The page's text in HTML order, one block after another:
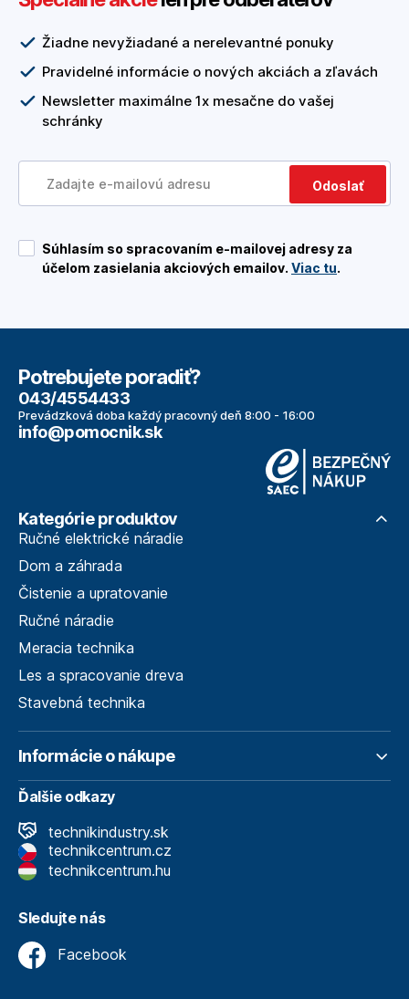
Žiadne nevyžiadané a nerelevantné ponuky
Pravidelné informácie o nových akciách a zľavách
Newsletter maximálne 1x mesačne do vašej
schránky
Odoslať
Súhlasím so spracovaním e-mailovej adresy za
účelom zasielania akciových emailov. Viac tu.
Potrebujete poradiť?
043/4554433
Prevádzková doba každý pracovný deň 8:00 - 16:00
info@pomocnik.sk
Kategórie produktov
Ručné elektrické náradie
Dom a záhrada
Čistenie a upratovanie
Ručné náradie
Meracia technika
Les a spracovanie dreva
Stavebná technika
Informácie o nákupe
Ďalšie odkazy
technikindustry.sk
technikcentrum.cz
technikcentrum.hu
Sledujte nás
Facebook